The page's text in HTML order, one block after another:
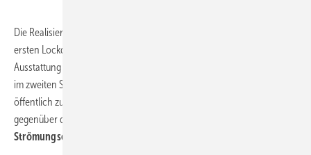
Die Realisierung des Projekts erfolgte in zwei Etappen: Nachdem im
ersten Lockdown 2020 der Fokus auf der Modernisierung und
Ausstattung der Gästezimmer mit moderner Klimatisierung lag, ging es
im zweiten Schritt um die Verbesserung des Klimakomforts in den
öffentlich zugänglichen Gastbereichen im Erdgeschoss. Hier waren
gegenüber der Vorgängeranlage inzwischen einige
Strömungsoptimierungen